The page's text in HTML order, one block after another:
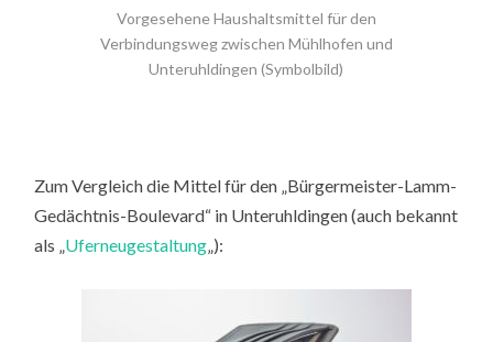
Vorgesehene Haushaltsmittel für den
Verbindungsweg zwischen Mühlhofen und
Unteruhldingen (Symbolbild)
Zum Vergleich die Mittel für den „Bürgermeister-Lamm-
Gedächtnis-Boulevard“ in Unteruhldingen (auch bekannt
als „Uferneugestaltung„):